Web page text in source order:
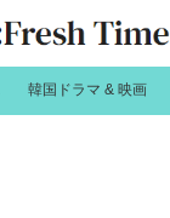
韓国ドラマ & 映画